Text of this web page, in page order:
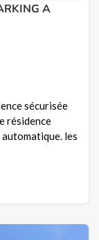
A
sécurisée
résidence
les